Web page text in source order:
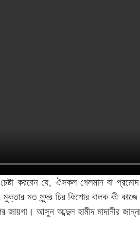
করবেন যে, ঐসকল গেলমান বা
মুক্তার মত সুন্দর চির কিশোর বালক কী
আসুন আব্দুল হামীদ মাদানীর